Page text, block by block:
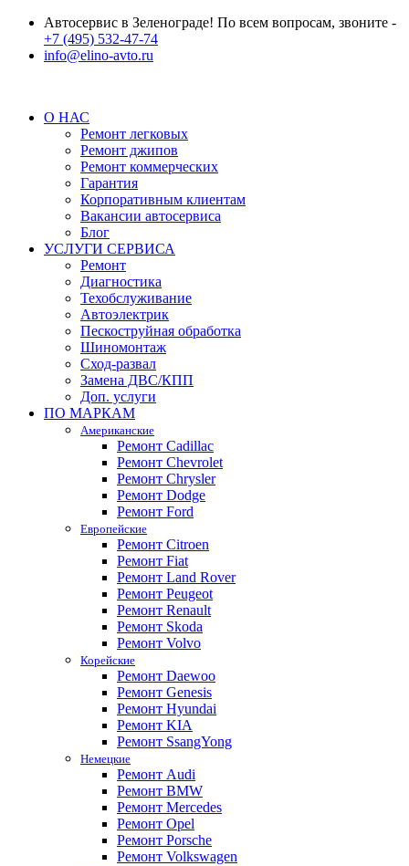
Автосервис в Зеленограде! По всем вопросам, звоните -
+7 (495) 532-47-74
info@elino-avto.ru
О НАС
Ремонт легковых
Ремонт джипов
Ремонт коммерческих
Гарантия
Корпоративным клиентам
Вакансии автосервиса
Блог
УСЛУГИ СЕРВИСА
Ремонт
Диагностика
Техобслуживание
Автоэлектрик
Пескоструйная обработка
Шиномонтаж
Сход-развал
Замена ДВС/КПП
Доп. услуги
ПО МАРКАМ
Американские
Ремонт Cadillac
Ремонт Chevrolet
Ремонт Chrysler
Ремонт Dodge
Ремонт Ford
Европейские
Ремонт Citroen
Ремонт Fiat
Ремонт Land Rover
Ремонт Peugeot
Ремонт Renault
Ремонт Skoda
Ремонт Volvo
Корейские
Ремонт Daewoo
Ремонт Genesis
Ремонт Hyundai
Ремонт KIA
Ремонт SsangYong
Немецкие
Ремонт Audi
Ремонт BMW
Ремонт Mercedes
Ремонт Opel
Ремонт Porsche
Ремонт Volkswagen